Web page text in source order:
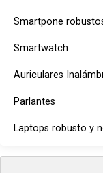
Smartpone
Smartwatch
Auriculares
Parlantes
Laptops robusto y